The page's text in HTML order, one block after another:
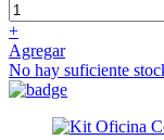
+
Agregar
No hay suficiente